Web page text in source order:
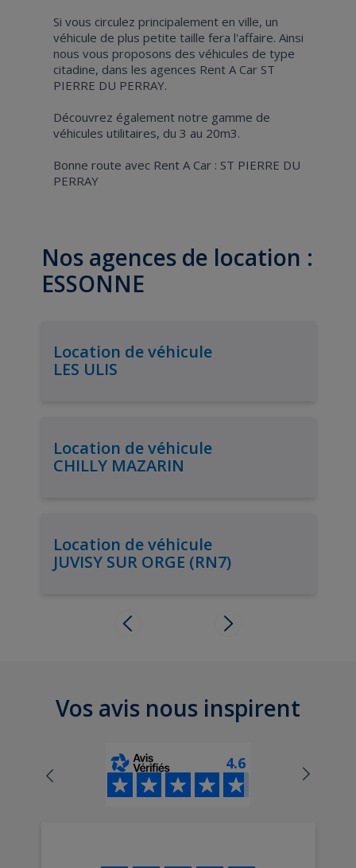
Si vous circulez principalement en ville, un
véhicule de plus petite taille fera l'affaire. Ainsi
nous vous proposons des véhicules de type
citadine, dans les agences Rent A Car ST
PIERRE DU PERRAY.
Découvrez également notre gamme de
véhicules utilitaires, du 3 au 20m3.
Bonne route avec Rent A Car : ST PIERRE DU
PERRAY
Nos agences de location :
ESSONNE
Location de véhicule
LES ULIS
Location de véhicule
CHILLY MAZARIN
Location de véhicule
JUVISY SUR ORGE (RN7)
Vos avis nous inspirent
4.6